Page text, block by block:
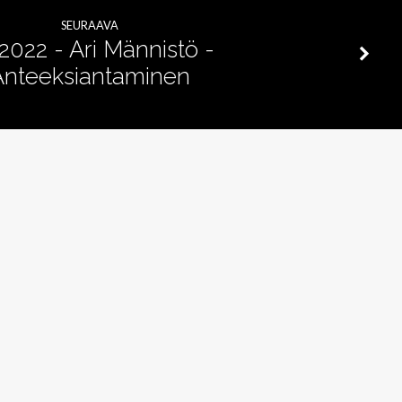
suuremmaksi
ja
SEURAAVA
- Ari Männistö -